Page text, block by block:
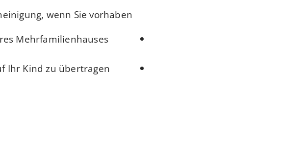
wenn Sie vorhaben,
Mehrfamilienhauses
Ihr Kind zu übertragen.